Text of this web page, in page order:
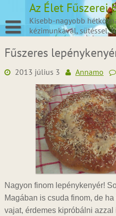
content
Az Élet Fűszerei
Kisebb-nagyobb
kézimunkával, sütéssel,
Fűszeres
2013 július 3 Annamo
Nagyon finom lepénykenyér!
Magában is csuda finom, de
vajat, érdemes kipróbálni azzal